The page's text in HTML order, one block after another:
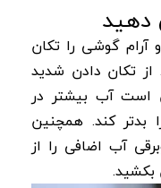
آرام گوشی را تکان
تکان دادن شدید
است آب بیشتر در
کند. همچنین
آب اضافی را از
بکشید.